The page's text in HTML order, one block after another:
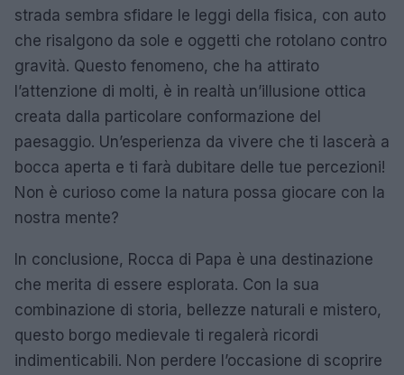
strada sembra sfidare le leggi della fisica, con auto
che risalgono da sole e oggetti che rotolano contro
gravità. Questo fenomeno, che ha attirato
l’attenzione di molti, è in realtà un’illusione ottica
creata dalla particolare conformazione del
paesaggio. Un’esperienza da vivere che ti lascerà a
bocca aperta e ti farà dubitare delle tue percezioni!
Non è curioso come la natura possa giocare con la
nostra mente?
In conclusione, Rocca di Papa è una destinazione
che merita di essere esplorata. Con la sua
combinazione di storia, bellezze naturali e mistero,
questo borgo medievale ti regalerà ricordi
indimenticabili. Non perdere l’occasione di scoprire